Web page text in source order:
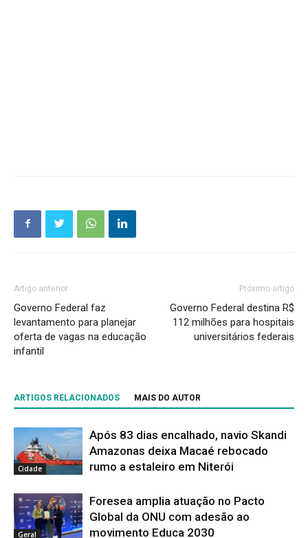
Artigo anterior
Governo Federal faz
levantamento para planejar
oferta de vagas na educação
infantil
Próximo artigo
Governo Federal destina R$
112 milhões para hospitais
universitários federais
ARTIGOS RELACIONADOS MAIS DO AUTOR
Cidade
Após 83 dias encalhado, navio Skandi
Amazonas deixa Macaé rebocado
rumo a estaleiro em Niterói
Geral
Foresea amplia atuação no Pacto
Global da ONU com adesão ao
movimento Educa 2030